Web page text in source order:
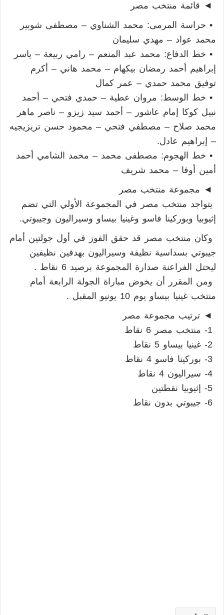
◄ قائمة منتخب مصر
• حراسة المرمى: محمد الشناوي – مصطفى شوبير
محمد عواد – مهدي سليمان
• خط الدفاع: محمد عبد المنعم – رامي ربيعة – ياسر
إبراهيم أحمد رمضان بيكهام – محمد هاني – أكرم
توفيق محمد حمدي – عمر كمال
• خط الوسط: مروان عطية – حمدي فتحي – أحمد
نبيل كوكا إمام عاشور – أحمد سيد زيزو – ناصر ماهر
محمد صلاح – مصطفي فتحي – محمود حسن تريزيجيه
– إبراهيم عادل.
• خط الهجوم: مصطفى محمد – محمد الشامي أحمد
أمين أوفا – محمد شريف
◄ مجموعة منتخب مصر
يتواجد منتخب مصر في المجموعة الأولي التي تضم
إثيوبيا وبوركينا فاسو وغينيا بيساو وسيراليون وجيبوتي.
وكان منتخب مصر قد حقق الفوز في أول جولتين أمام
جيبوتي بسداسية نظيفة وسيراليون بهدفين نظيفين
ليحتل الفراعنة صدارة المجموعة برصيد 6 نقاط .
ومن المقرر أن يخوض مباراة الجولة الرابعة أمام
منتخب غينيا بيساو يوم 10 يونيو المقبل .
◄ ترتيب مجموعة مصر